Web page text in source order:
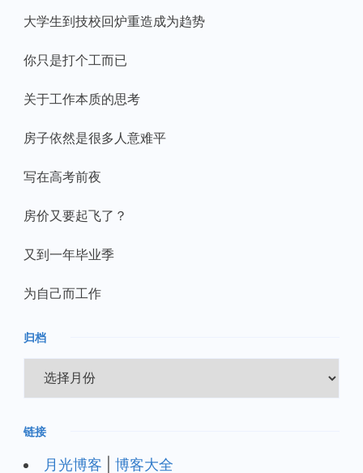
大学生到技校回炉重造成为趋势
你只是打个工而已
关于工作本质的思考
房子依然是很多人意难平
写在高考前夜
房价又要起飞了？
又到一年毕业季
为自己而工作
归档
档
链接
月光博客
博客大全